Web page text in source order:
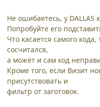
Не ошибаетесь, у DALLAS
Попробуйте его
Что касается самого
сосчитался,
а может и сам код
Кроме того, если Визит
присутствовать и
фильтр от заготовок.